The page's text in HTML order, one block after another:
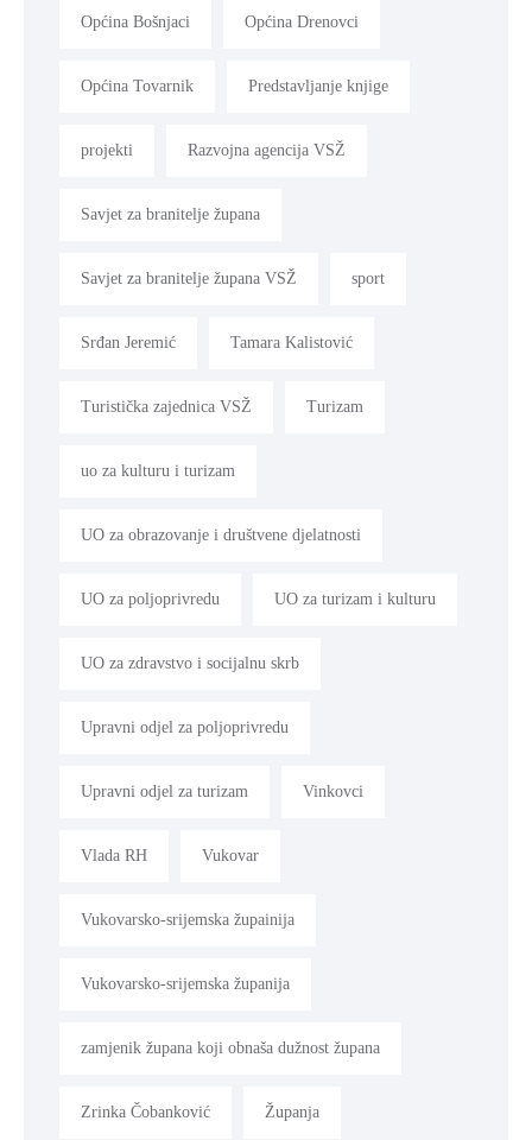
Općina Bošnjaci Općina Drenovci
Općina Tovarnik Predstavljanje knjige
projekti Razvojna agencija VSŽ
Savjet za branitelje župana
Savjet za branitelje župana VSŽ sport
Srđan Jeremić Tamara Kalistović
Turistička zajednica VSŽ Turizam
uo za kulturu i turizam
UO za obrazovanje i društvene djelatnosti
UO za poljoprivredu UO za turizam i kulturu
UO za zdravstvo i socijalnu skrb
Upravni odjel za poljoprivredu
Upravni odjel za turizam Vinkovci
Vlada RH Vukovar
Vukovarsko-srijemska župainija
Vukovarsko-srijemska županija
zamjenik župana koji obnaša dužnost župana
Zrinka Čobanković Županja